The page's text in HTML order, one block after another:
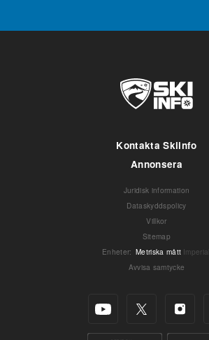
Kontakta Skiinfo
Annonsera
Juridisk information
Dataskyddspolicy
Villkor
Sitemap
Enheter: Metriska mått Imperial
Avvisa samtycke